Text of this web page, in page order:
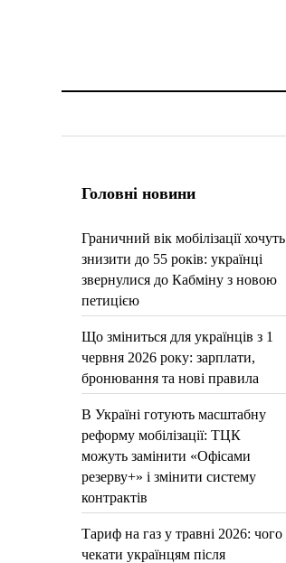
Головні новини
Граничний вік мобілізації хочуть
знизити до 55 років: українці
звернулися до Кабміну з новою
петицією
Що зміниться для українців з 1
червня 2026 року: зарплати,
бронювання та нові правила
В Україні готують масштабну
реформу мобілізації: ТЦК
можуть замінити «Офісами
резерву+» і змінити систему
контрактів
Тариф на газ у травні 2026: чого
чекати українцям після